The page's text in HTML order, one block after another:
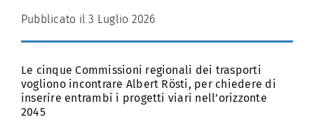
Pubblicato il 3 Luglio 2026
Le cinque Commissioni regionali dei trasporti
vogliono incontrare Albert Rösti, per chiedere di
inserire entrambi i progetti viari nell’orizzonte
2045